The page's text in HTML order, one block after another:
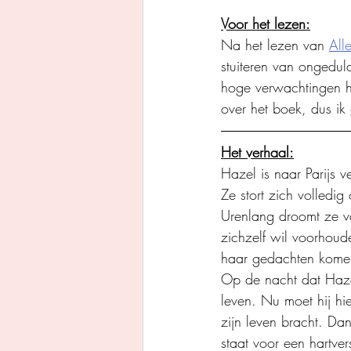
Voor het lezen:
Na het lezen van
stuiteren van
hoge verwachtingen
over het boek, dus
Het verhaal:
Hazel is naar Parijs
Ze stort zich
Urenlang droomt ze
zichzelf wil
haar gedachten
Op de nacht dat
leven. Nu moet hij
zijn leven bracht.
staat voor een